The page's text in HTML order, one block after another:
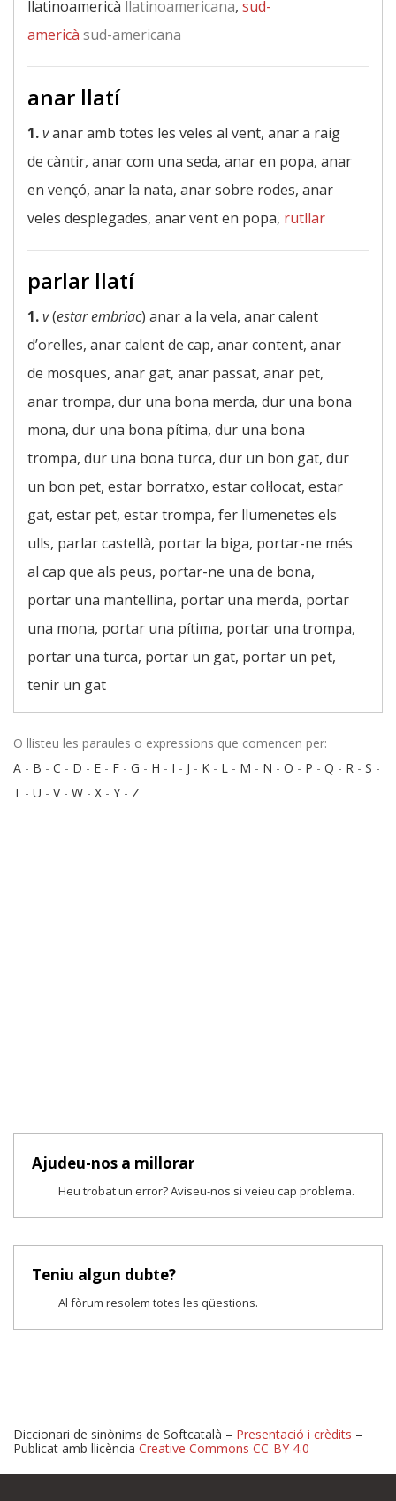
llatinoamericà llatinoamericana, sud-
americà sud-americana
anar llatí
1.vanar amb totes les veles al vent, anar a raig
de càntir, anar com una seda, anar en popa, anar
en vençó, anar la nata, anar sobre rodes, anar
veles desplegades, anar vent en popa, rutllar
parlar llatí
1.v(estar embriac) anar a la vela, anar calent
d’orelles, anar calent de cap, anar content, anar
de mosques, anar gat, anar passat, anar pet,
anar trompa, dur una bona merda, dur una bona
mona, dur una bona pítima, dur una bona
trompa, dur una bona turca, dur un bon gat, dur
un bon pet, estar borratxo, estar col·locat, estar
gat, estar pet, estar trompa, fer llumenetes els
ulls, parlar castellà, portar la biga, portar-ne més
al cap que als peus, portar-ne una de bona,
portar una mantellina, portar una merda, portar
una mona, portar una pítima, portar una trompa,
portar una turca, portar un gat, portar un pet,
tenir un gat
O llisteu les paraules o expressions que comencen per:
A - B - C - D - E - F - G - H - I - J - K - L - M - N - O - P - Q - R - S -
T - U - V- W - X - Y - Z
Ajudeu-nos a millorar
Heu trobat un error? Aviseu-nos si veieu cap problema.
Teniu algun dubte?
Al fòrum resolem totes les qüestions.
Diccionari de sinònims de Softcatalà – Presentació i crèdits –
Publicat amb llicència Creative Commons CC-BY 4.0